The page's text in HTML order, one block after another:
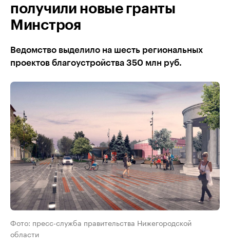
получили новые гранты
Минстроя
Ведомство выделило на шесть региональных
проектов благоустройства 350 млн руб.
Фото: пресс-служба правительства Нижегородской
области